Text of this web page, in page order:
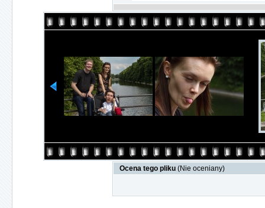
Ocena tego pliku (Nie oceniany)